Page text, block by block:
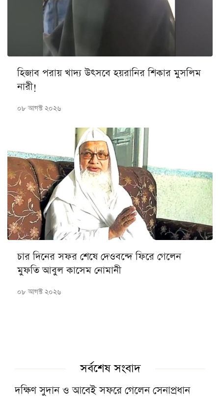
হিজাব পরায় খাদ্য উৎসবে হয়রানির শিকার মুসলিম
নারী!
০৮ আগস্ট ২০২৬
চার দিনের সফর শেষে দেওবন্দে ফিরে গেলেন
মুফতি আবুল কাসেম নোমানী
০৮ আগস্ট ২০২৬
সর্বশেষ সংবাদ
দক্ষিণ সুদান ও আবেই সফরে গেলেন সেনাপ্রধান